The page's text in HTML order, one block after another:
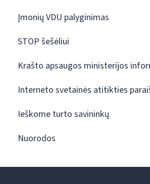
Įmonių VDU palyginimas
STOP šešėliui
Krašto apsaugos ministerijos
Interneto svetainės atitikties
Ieškome turto savininkų
Nuorodos